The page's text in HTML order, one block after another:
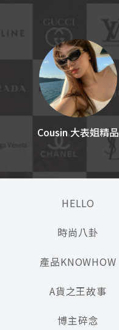
Cousin 大表姐精品
HELLO
時尚八卦
產品KNOWHOW
A貨之王故事
博主碎念